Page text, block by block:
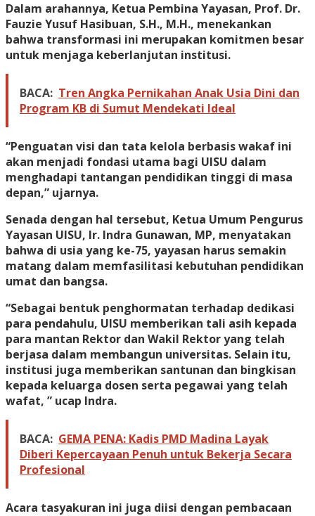
Dalam arahannya, Ketua Pembina Yayasan, Prof. Dr.
Fauzie Yusuf Hasibuan, S.H., M.H., menekankan
bahwa transformasi ini merupakan komitmen besar
untuk menjaga keberlanjutan institusi.
BACA: Tren Angka Pernikahan Anak Usia Dini dan
Program KB di Sumut Mendekati Ideal
“Penguatan visi dan tata kelola berbasis wakaf ini
akan menjadi fondasi utama bagi UISU dalam
menghadapi tantangan pendidikan tinggi di masa
depan,” ujarnya.
​Senada dengan hal tersebut, Ketua Umum Pengurus
Yayasan UISU, Ir. Indra Gunawan, MP, menyatakan
bahwa di usia yang ke-75, yayasan harus semakin
matang dalam memfasilitasi kebutuhan pendidikan
umat dan bangsa.
“Sebagai bentuk penghormatan terhadap dedikasi
para pendahulu, UISU memberikan tali asih kepada
para mantan Rektor dan Wakil Rektor yang telah
berjasa dalam membangun universitas. Selain itu,
institusi juga memberikan santunan dan bingkisan
kepada keluarga dosen serta pegawai yang telah
wafat, ” ucap Indra.
BACA: GEMA PENA: Kadis PMD Madina Layak
Diberi Kepercayaan Penuh untuk Bekerja Secara
Profesional
​Acara tasyakuran ini juga diisi dengan pembacaan